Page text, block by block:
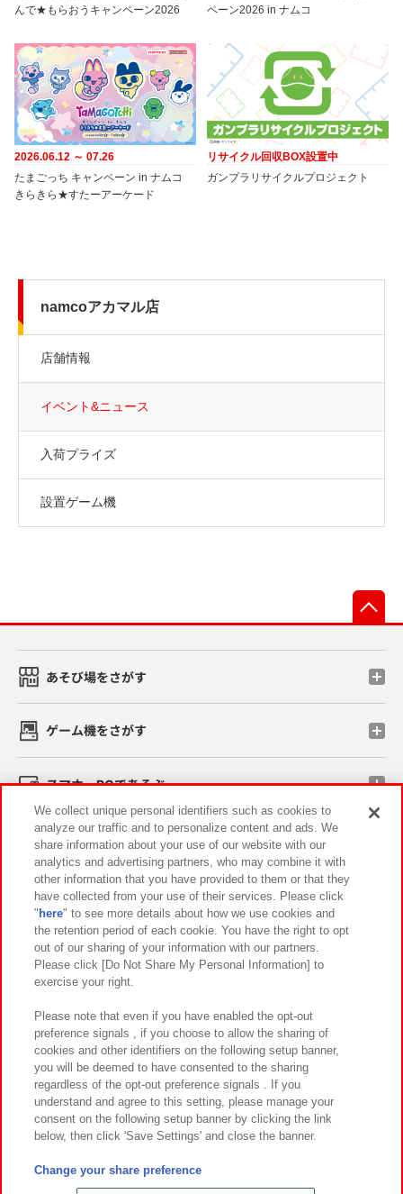
んで★もらおうキャンペーン2026
ペーン2026 in ナムコ
2026.06.12 ～ 07.26
たまごっち キャンペーン in ナムコ
きらきら★すたーアーケード
リサイクル回収BOX設置中
ガンプラリサイクルプロジェクト
namcoアカマル店
店舗情報
イベント&ニュース
入荷プライズ
設置ゲーム機
あそび場をさがす
ゲーム機をさがす
スマホ・PCであそぶ
イベント・キャンペーン
関連会社 サステナビリティ サイトポリシー
プライバシーポリシー ウェブアクセシビリティ方針と検証結果
お取引先さまとともに
カスタマーハラスメント対応方針 よくあるご質問・お問い合わせ
©Bandai Namco Amusement Inc.
©Bandai Namco Amusement Lab Inc.
We collect unique personal identifiers such as cookies to
analyze our traffic and to personalize content and ads. We
share information about your use of our website with our
analytics and advertising partners, who may combine it with
other information that you have provided to them or that they
have collected from your use of their services. Please click
" here" to see more details about how we use cookies and
the retention period of each cookie. You have the right to opt
out of our sharing of your information with our partners.
Please click [Do Not Share My Personal Information] to
exercise your right.
Please note that even if you have enabled the opt-out
preference signals , if you choose to allow the sharing of
cookies and other identifiers on the following setup banner,
you will be deemed to have consented to the sharing
regardless of the opt-out preference signals . If you
understand and agree to this setting, please manage your
consent on the following setup banner by clicking the link
below, then click 'Save Settings' and close the banner.
Change your share preference